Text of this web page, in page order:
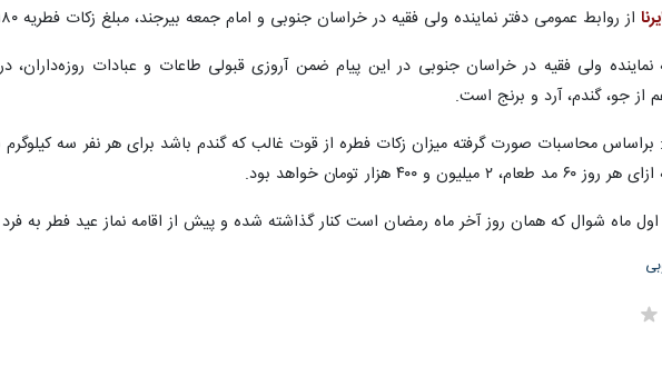
از روابط عمومی دفتر نماینده ولی فقیه در خراسان جنوبی و امام جمعه بیرجند، مبلغ زکات فطریه ۱۸۰ هزار تومان و کفاره غیر عمد ۴۰ هزار تومان اعلام شد.
ولی فقیه در خراسان جنوبی در این پیام ضمن آروزی قبولی طاعات و عبادات روزه‌داران،
از جو، گندم، آرد و برنج است.
و ۴۰۰ هزار تومان خواهد بود.
ماه شوال که همان روز آخر ماه رمضان است کنار گذاشته شده و پیش از اقامه نماز عید فطر به